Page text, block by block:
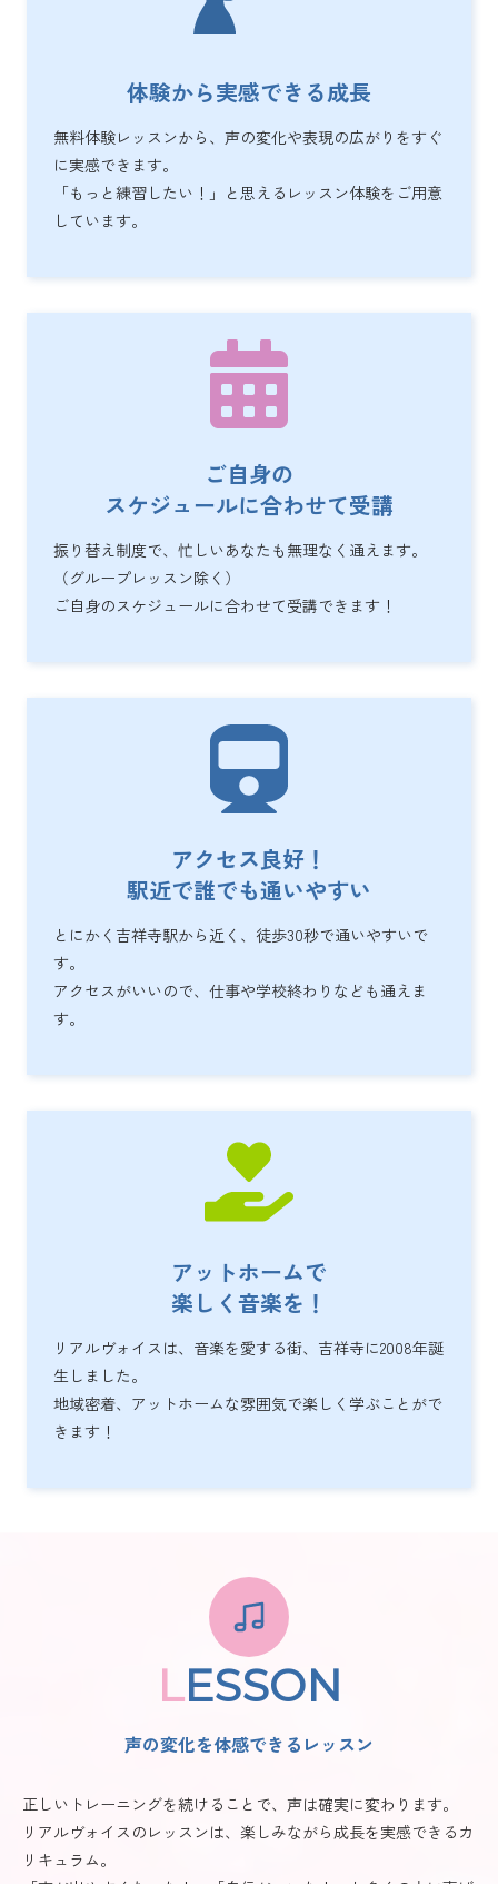
体験から実感できる成長
無料体験レッスンから、声の変化や表現の広がりをすぐ
に実感できます。
「もっと練習したい！」と思えるレッスン体験をご用意
しています。
ご自身の
スケジュールに合わせて受講
振り替え制度で、忙しいあなたも無理なく通えます。
（グループレッスン除く）
ご自身のスケジュールに合わせて受講できます！
アクセス良好！
駅近で誰でも通いやすい
とにかく吉祥寺駅から近く、徒歩30秒で通いやすいで
す。
アクセスがいいので、仕事や学校終わりなども通えま
す。
アットホームで
楽しく音楽を！
リアルヴォイスは、音楽を愛する街、吉祥寺に2008年誕
生しました。
地域密着、アットホームな雰囲気で楽しく学ぶことがで
きます！
LESSON
声の変化を体感できるレッスン
正しいトレーニングを続けることで、声は確実に変わります。
リアルヴォイスのレッスンは、楽しみながら成長を実感できるカ
リキュラム。